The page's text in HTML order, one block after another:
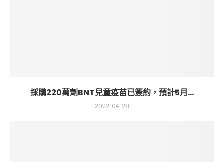
採購220萬劑BNT兒童疫苗已簽約，預計5月...
2022-04-28